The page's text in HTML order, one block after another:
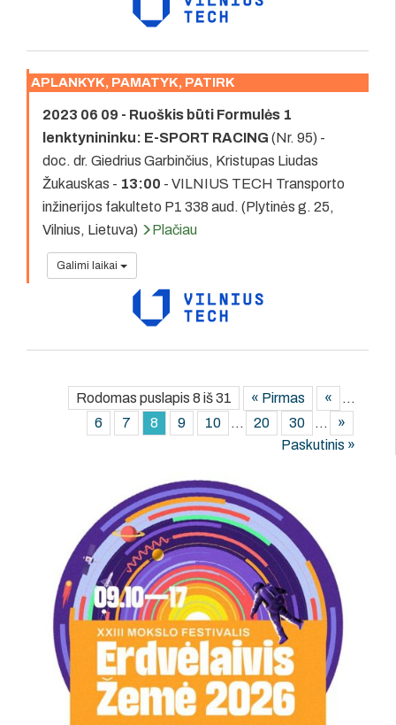
APLANKYK, PAMATYK, PATIRK
2023 06 09 - Ruoškis būti Formulės 1
lenktynininku: E-SPORT RACING (Nr. 95) -
doc. dr. Giedrius Garbinčius, Kristupas Liudas
Žukauskas - 13:00 - VILNIUS TECH Transporto
inžinerijos fakulteto P1 338 aud. (Plytinės g. 25,
Vilnius, Lietuva)
Plačiau
Galimi laikai
Rodomas puslapis 8 iš 31 « Pirmas «
...
6
7 8 9 10 ... 20 30 ...
»
Paskutinis »